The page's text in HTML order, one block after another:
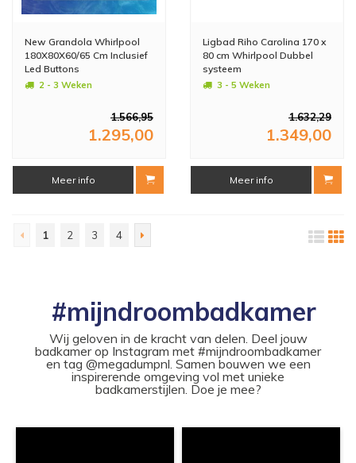
New Grandola Whirlpool
180X80X60/65 Cm Inclusief
Led Buttons
2 - 3 Weken
1.566,95
1.295,00
Meer info
Ligbad Riho Carolina 170 x
80 cm Whirlpool Dubbel
systeem
3 - 5 Weken
1.632,29
1.349,00
Meer info
1 2 3 4
#mijndroombadkamer
Wij geloven in de kracht van delen. Deel jouw
badkamer op Instagram met #mijndroombadkamer
en tag @megadumpnl. Samen bouwen we een
inspirerende omgeving vol met unieke
badkamerstijlen. Doe je mee?